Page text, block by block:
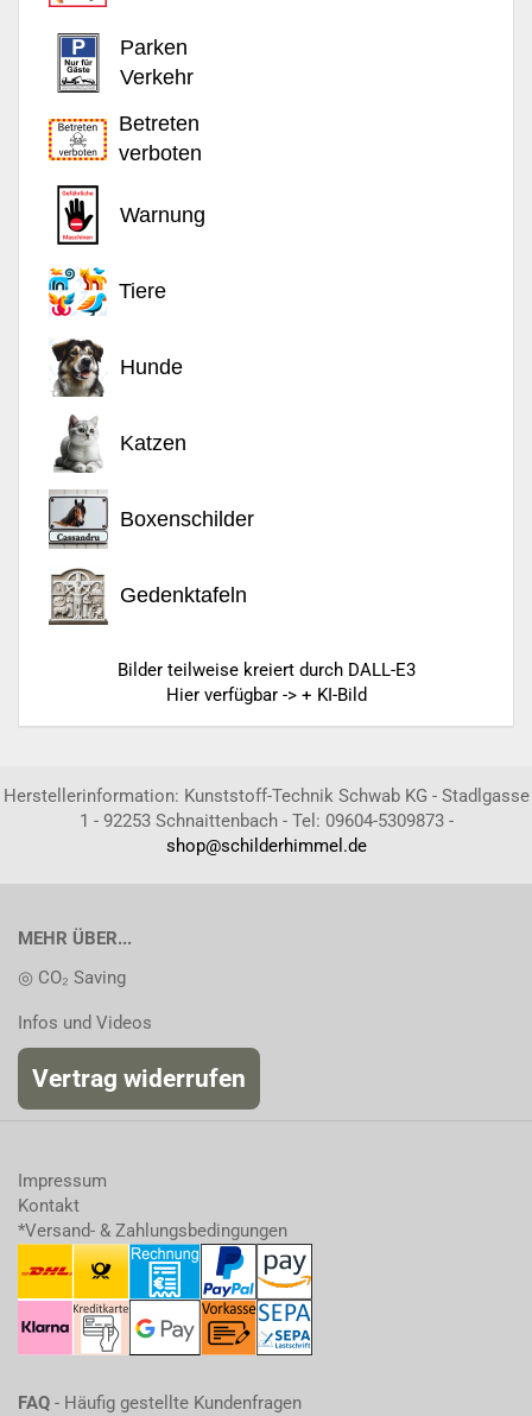
Parken
Verkehr
Betreten
verboten
Warnung
Tiere
Hunde
Katzen
Boxenschilder
Gedenktafeln
Bilder teilweise kreiert durch DALL-E3
Hier verfügbar -> + KI-Bild
Herstellerinformation: Kunststoff-Technik Schwab KG - Stadlgasse
1 - 92253 Schnaittenbach - Tel: 09604-5309873 -
shop@schilderhimmel.de
MEHR ÜBER...
◎ CO₂ Saving
Infos und Videos
Vertrag widerrufen
Impressum
Kontakt
*Versand- & Zahlungsbedingungen
FAQ - Häufig gestellte Kundenfragen